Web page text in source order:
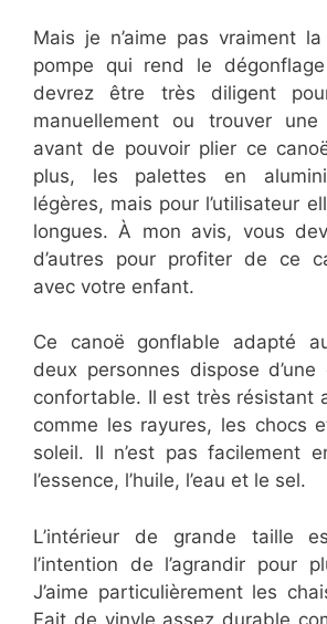
Mais je n’aime pas vraiment
pompe qui rend le
devrez être très diligent
manuellement ou trouver
avant de pouvoir plier ce
plus, les palettes en
légères, mais pour l’utilisateur
longues. À mon avis, vous
d’autres pour profiter de ce
avec votre enfant.
Ce canoë gonflable adapté
deux personnes dispose
confortable. Il est très résistant
comme les rayures, les chocs
soleil. Il n’est pas facilement
l’essence, l’huile, l’eau et le sel.
L’intérieur de grande taille
l’intention de l’agrandir pour
J’aime particulièrement les
Fait de vinyle assez durable